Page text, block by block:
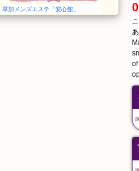
草加メンズエステ「安心館」 0